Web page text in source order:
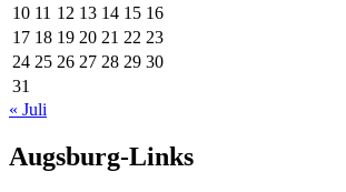
10 11 12 13 14 15 16
17 18 19 20 21 22 23
24 25 26 27 28 29 30
31
« Juli
Augsburg-Links